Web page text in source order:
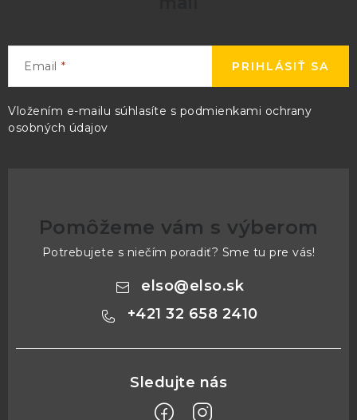
Email
Vložením e-mailu súhlasíte s podmienkami ochrany
osobných údajov
PRIHLÁSIŤ SA
Pomôžeme vám s výberom
Potrebujete s niečím poradiť? Sme tu pre vás!
elso@elso.sk
+421 32 658 2410